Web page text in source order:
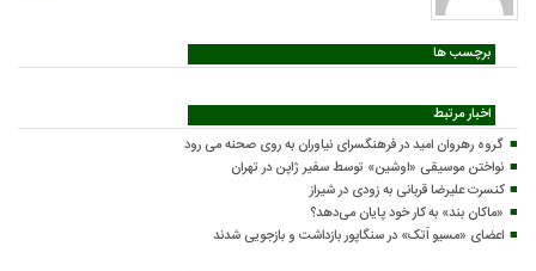
برچسب ها
اخبار مرتبط
گروه رهروان امید در فرهنگسرای نیاوران به روی صحنه می رود
نواختن موسیقی «اوشین» توسط سفیر ژاپن در تهران
کنسرت علیرضا قربانی به زودی در شیراز
«ماکان بند» به کار خود پایان می‌دهد؟
اعضای «مسیو اَتک» در سنگاپور بازداشت و بازجویی شدند